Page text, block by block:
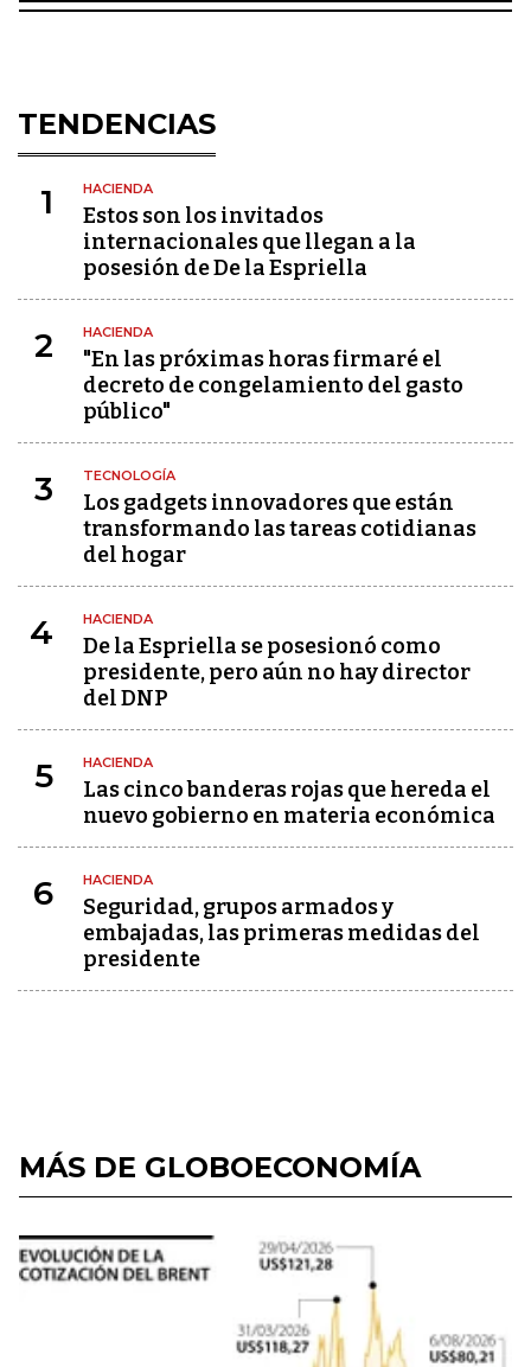
TENDENCIAS
1 HACIENDA
Estos son los invitados
internacionales que llegan a la
posesión de De la Espriella
2 HACIENDA
"En las próximas horas firmaré el
decreto de congelamiento del gasto
público"
3 TECNOLOGÍA
Los gadgets innovadores que están
transformando las tareas cotidianas
del hogar
4 HACIENDA
De la Espriella se posesionó como
presidente, pero aún no hay director
del DNP
5 HACIENDA
Las cinco banderas rojas que hereda el
nuevo gobierno en materia económica
6 HACIENDA
Seguridad, grupos armados y
embajadas, las primeras medidas del
presidente
MÁS DE GLOBOECONOMÍA